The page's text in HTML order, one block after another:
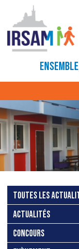
TOUTES LES
ACTUALITÉS
CONCOURS